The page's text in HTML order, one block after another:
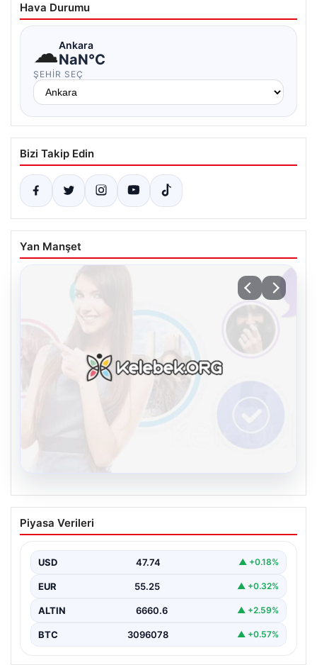
Hava Durumu
☁Ankara
NaN°C
ŞEHIR SEÇ
Bizi Takip Edin
Yan Manşet
Kelebek sohbet platformu İle Dijital
İletişimin Güvenli Adresi Ve Chat
İnternet çağında insanların güvenli bir biçimde bağlantı
Piyasa Verileri
USD 47.74 ▲ +0.18%
EUR 55.25 ▲ +0.32%
ALTIN 6660.6 ▲ +2.59%
BTC 3096078 ▲ +0.57%